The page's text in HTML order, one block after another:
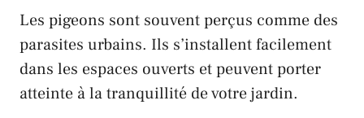
Les pigeons sont souvent perçus comme des
parasites urbains. Ils s’installent facilement
dans les espaces ouverts et peuvent porter
atteinte à la tranquillité de votre jardin.